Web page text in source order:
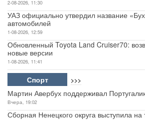
2-08-2026, 11:30
УАЗ официально утвердил название
автомобилей
1-08-2026, 12:59
Обновленный Toyota Land Cruiser70:
новые версии
1-08-2026, 11:41
Спорт >>>
Мартин Авербух поддерживал
Вчера, 19:02
Сборная Ненецкого округа выступила на